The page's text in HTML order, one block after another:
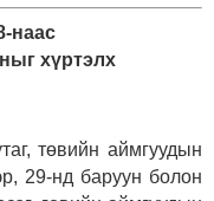
наас
хүртэлх
төвийн аймгуудын
29-нд баруун болон